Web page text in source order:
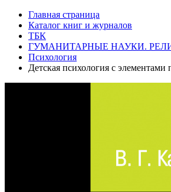
Главная страница
Каталог книг и журналов
ТБК
ГУМАНИТАРНЫЕ НАУКИ.
Психология
Детская психология с элементами